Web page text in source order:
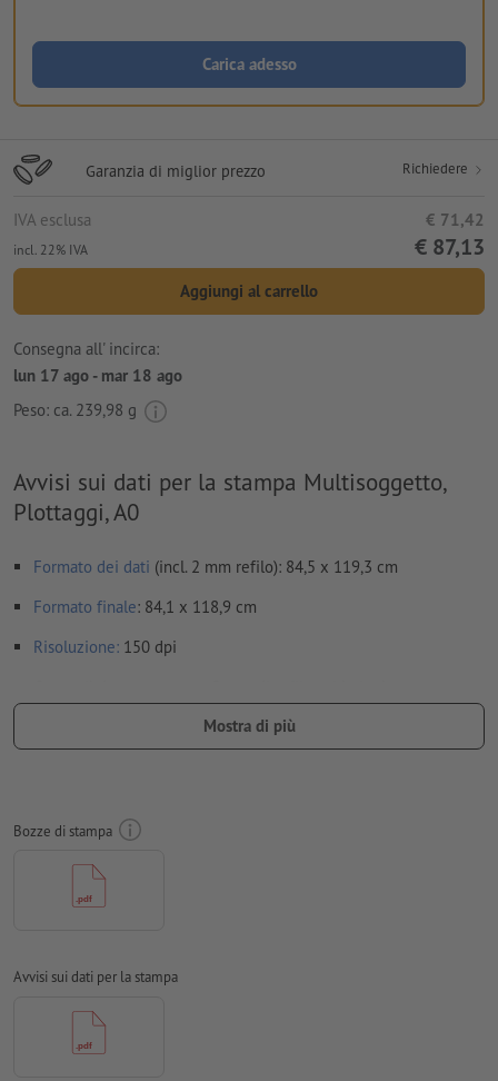
Carica adesso
Garanzia di miglior prezzo Richiedere
IVA esclusa € 71,42
incl. 22% IVA € 87,13
Aggiungi al carrello
Consegna all' incirca:
lun 17 ago - mar 18 ago
Peso: ca. 239,98 g
Avvisi sui dati per la stampa Multisoggetto,
Plottaggi, A0
Formato dei dati (incl. 2 mm refilo): 84,5 x 119,3 cm
Formato finale: 84,1 x 118,9 cm
Risoluzione: 150 dpi
Modalità colori:
patinate, FOGRA52 (PSO Uncoated v3 FOGRA52) per carte non
patinate
Non controlliamo le
commenti
I contenuti dei
Mostra di più
Bozze di stampa
Avvisi sui dati per la stampa